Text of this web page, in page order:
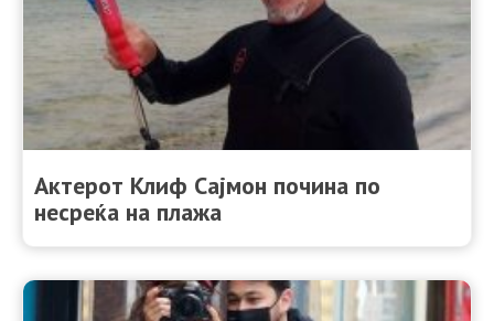
Актерот Клиф Сајмон почина по
несреќа на плажа